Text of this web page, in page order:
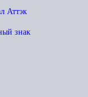
Аттэк
знак